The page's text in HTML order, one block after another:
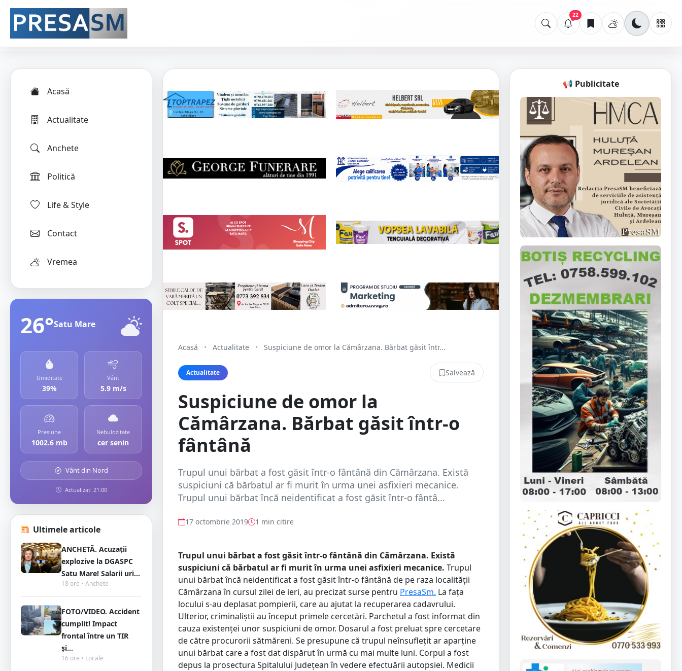
22
Acasă
Actualitate
Anchete
Politică
Life & Style
Contact
Vremea
26°Satu Mare
Umiditate
39%
Vânt
5.9 m/s
Presiune
1002.6 mb
Nebulozitate
cer senin
Vânt din Nord
Actualizat: 21:00
Ultimele articole
ANCHETĂ. Acuzații
explozive la DGASPC
Satu Mare! Salarii uri...
18 ore • Anchete
FOTO/VIDEO. Accident
cumplit! Impact
frontal între un TIR
și...
16 ore • Locale
Acasă • Actualitate • Suspiciune de omor la Cămârzana. Bărbat găsit într...
Actualitate Salvează
Suspiciune de omor la
Cămârzana. Bărbat găsit într-o
fântână
Trupul unui bărbat a fost găsit într-o fântână din Cămârzana. Există
suspiciuni că bărbatul ar fi murit în urma unei asfixieri mecanice.
Trupul unui bărbat încă neidentificat a fost găsit într-o fântâ...
17 octombrie 2019 1 min citire
Trupul unui bărbat a fost găsit într-o fântână din Cămârzana. Există
suspiciuni că bărbatul ar fi murit în urma unei asfixieri mecanice. Trupul
unui bărbat încă neidentificat a fost găsit într-o fântână de pe raza localității
Cămârzana în cursul zilei de ieri, au precizat surse pentru PresaSm. La fața
locului s-au deplasat pompierii, care au ajutat la recuperarea cadavrului.
Ulterior, criminaliștii au început primele cercetări. Parchetul a fost informat din
cauza existenței unor suspiciuni de omor. Dosarul a fost preluat spre cercetare
de către procurorii sătmăreni. Se presupune că trupul neînsuflețit ar aparține
unui bărbat care a fost dat dispărut în urmă cu mai multe luni. Corpul a fost
depus la prosectura Spitalului Județean în vedere efectuării autopsiei. Medicii
📢 Publicitate